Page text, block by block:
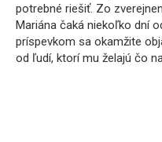
potrebné riešiť. Zo
Mariána čaká niekoľko dní
príspevkom sa okamžite
od ľudí, ktorí mu želajú čo